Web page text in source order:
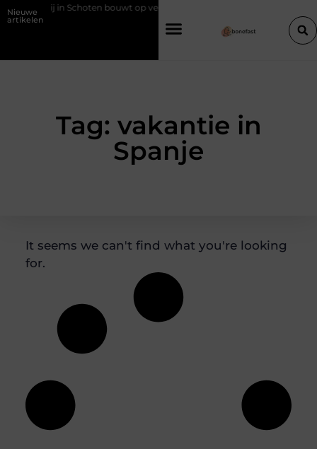
Nieuwe
artikelen
slagerij in Schoten bouwt op vertrouwen en vakmanschap
Tag: vakantie in
Spanje
It seems we can't find what you're looking
for.